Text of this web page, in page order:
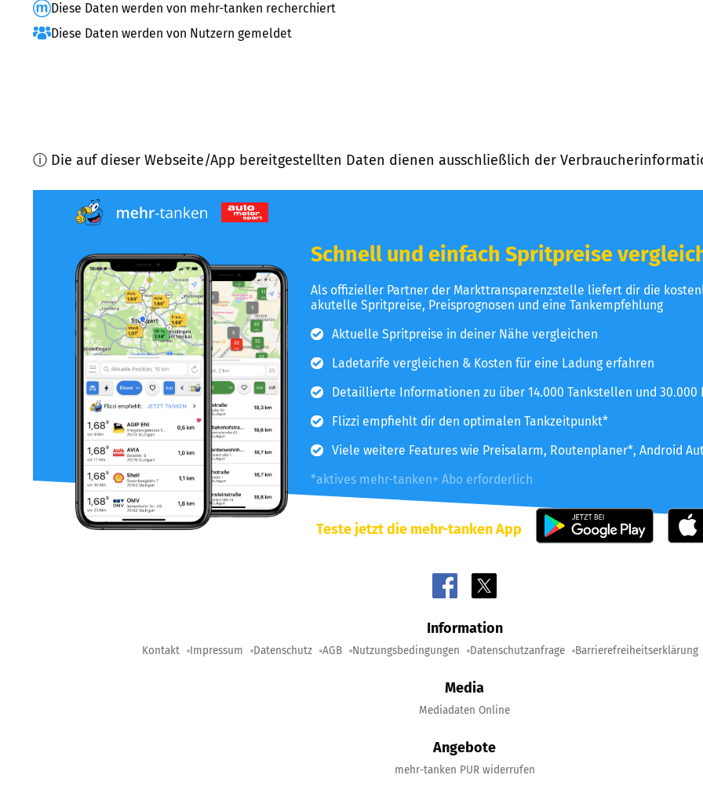
Diese Daten werden von mehr-tanken recherchiert
Diese Daten werden von Nutzern gemeldet
ⓘ Die auf dieser Webseite/App bereitgestellten Daten dienen ausschließlich der
Schnell und einfach Spritpreise
Als offizieller Partner der Markttransparenzstelle liefert dir die
akutelle Spritpreise, Preisprognosen und eine Tankempfehlung
Aktuelle Spritpreise in deiner Nähe vergleichen
Ladetarife vergleichen & Kosten für eine Ladung erfahren
Detaillierte Informationen zu über 14.000 Tankstellen und 30.000
Flizzi empfiehlt dir den optimalen Tankzeitpunkt*
Viele weitere Features wie Preisalarm, Routenplaner*, Android
*aktives mehr-tanken+ Abo erforderlich
Teste jetzt die mehr-tanken App
Information
Kontakt Impressum Datenschutz AGB Nutzungsbedingungen Datenschutzanfrage Barrierefreiheitserklärung
Media
Mediadaten Online
Angebote
mehr-tanken PUR widerrufen